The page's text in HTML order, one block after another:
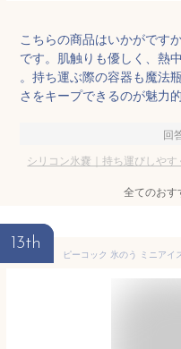
こちらの商品はいかがです
です。肌触りも優しく、熱
。持ち運ぶ際の容器も魔法
さをキープできるのが魅力
回
シリコン氷嚢｜持ち運びしや
全てのおす
13th